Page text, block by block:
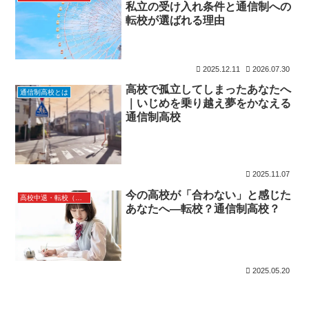
私立の受け入れ条件と通信制への
転校が選ばれる理由
2025.12.11 2026.07.30
通信制高校とは
高校で孤立してしまったあなたへ
｜いじめを乗り越え夢をかなえる
通信制高校
2025.11.07
今の高校が「合わない」と感じた
あなたへ―転校？通信制高校？
2025.05.20